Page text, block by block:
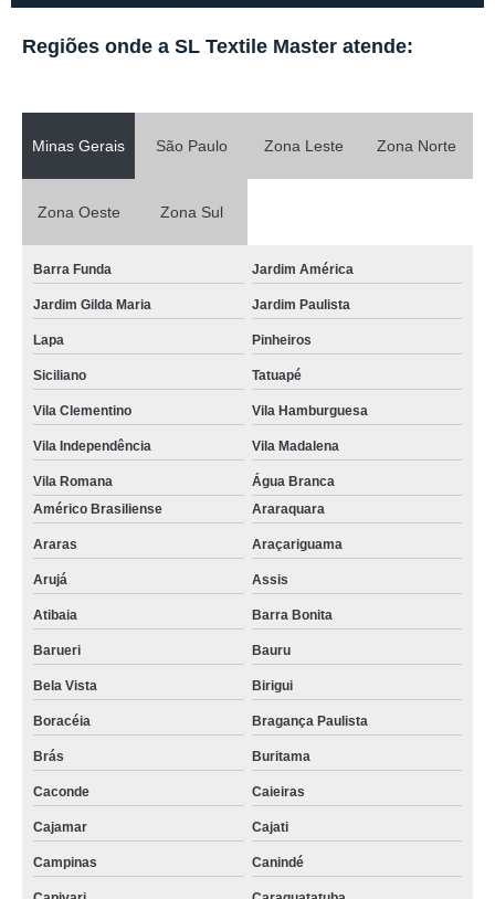
Regiões onde a SL Textile Master atende:
Minas Gerais São Paulo Zona Leste Zona Norte
Zona Oeste Zona Sul
Barra Funda Jardim América
Jardim Gilda Maria Jardim Paulista
Lapa Pinheiros
Siciliano Tatuapé
Vila Clementino Vila Hamburguesa
Vila Independência Vila Madalena
Vila Romana
Água Branca
Américo Brasiliense
Araraquara
Araras Araçariguama
Arujá Assis
Atibaia Barra Bonita
Barueri Bauru
Bela Vista Birigui
Boracéia Bragança Paulista
Brás Buritama
Caconde Caieiras
Cajamar Cajati
Campinas Canindé